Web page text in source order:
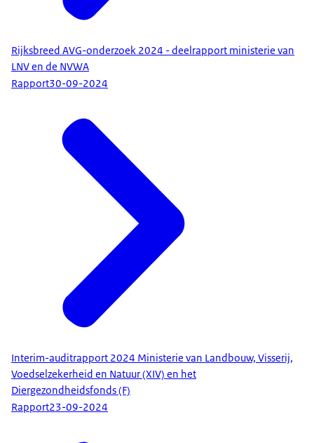
Rijksbreed AVG-onderzoek 2024 - deelrapport ministerie van
LNV en de NVWA
Rapport30-09-2024
Interim-auditrapport 2024 Ministerie van Landbouw, Visserij,
Voedselzekerheid en Natuur (XIV) en het
Diergezondheidsfonds (F)
Rapport23-09-2024